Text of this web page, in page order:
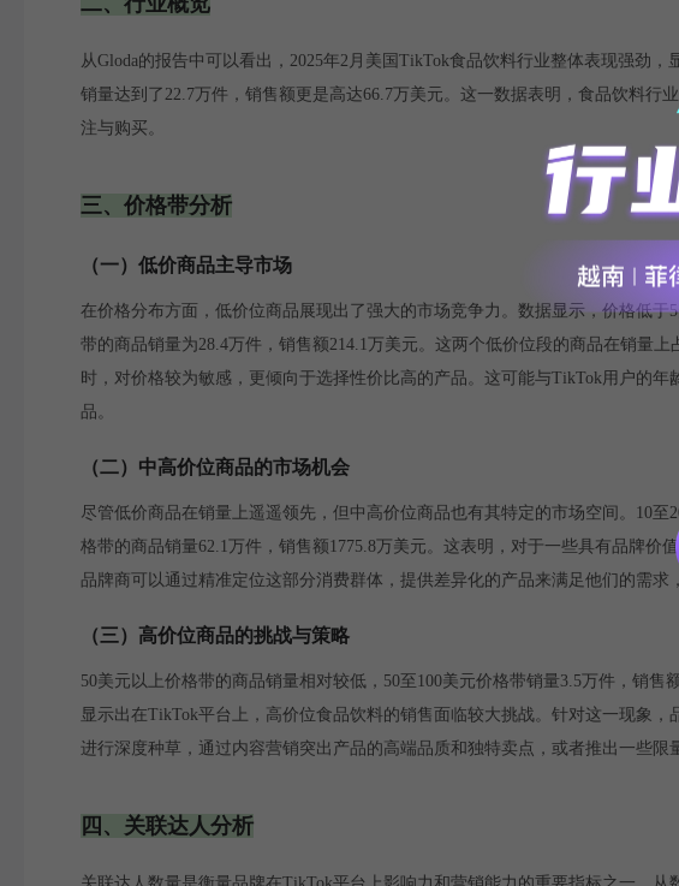
从Gloda的报告中可以看出，2025年2月美国TikTok食品饮料行业整体表现强劲
销量达到了22.7万件，销售额更是高达66.7万美元。这一数据表明，食品饮料
注与购买。
三、价格带分析
（一）低价商品主导市场
在价格分布方面，低价位商品展现出了强大的市场竞争力。数据显示，价格低
带的商品销量为28.4万件，销售额214.1万美元。这两个低价位段的商品在销量
时，对价格较为敏感，更倾向于选择性价比高的产品。这可能与TikTok用户的
品。
（二）中高价位商品的市场机会
尽管低价商品在销量上遥遥领先，但中高价位商品也有其特定的市场空间。10
格带的商品销量62.1万件，销售额1775.8万美元。这表明，对于一些具有品牌价
品牌商可以通过精准定位这部分消费群体，提供差异化的产品来满足他们的需求
（三）高价位商品的挑战与策略
50美元以上价格带的商品销量相对较低，50至100美元价格带销量3.5万件，销
显示出在TikTok平台上，高价位食品饮料的销售面临较大挑战。针对这一现象
进行深度种草，通过内容营销突出产品的高端品质和独特卖点，或者推出一些限
四、关联达人分析